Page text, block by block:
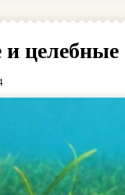
целебные